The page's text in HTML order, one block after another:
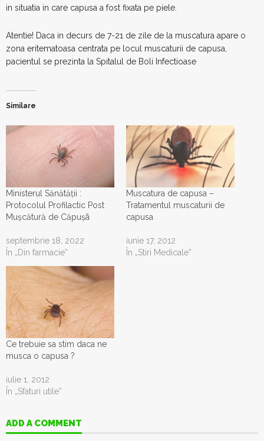
in situatia in care capusa a fost fixata pe piele.
Atentie! Daca in decurs de 7-21 de zile de la muscatura apare o
zona eritematoasa centrata pe locul muscaturii de capusa,
pacientul se prezinta la Spitalul de Boli Infectioase
Similare
Ministerul Sănătății :
Protocolul Profilactic Post
Mușcătură de Căpușã
septembrie 18, 2022
În „Din farmacie”
Muscatura de capusa –
Tratamentul muscaturii de
capusa
iunie 17, 2012
În „Stiri Medicale”
Ce trebuie sa stim daca ne
musca o capusa ?
iulie 1, 2012
În „Sfaturi utile”
ADD A COMMENT